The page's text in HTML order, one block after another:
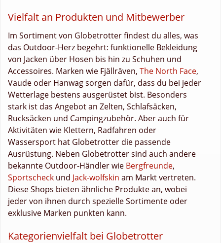
Vielfalt an Produkten und Mitbewerber
Im Sortiment von Globetrotter findest du alles, was
das Outdoor-Herz begehrt: funktionelle Bekleidung
von Jacken über Hosen bis hin zu Schuhen und
Accessoires. Marken wie Fjällräven, The North Face,
Vaude oder Hanwag sorgen dafür, dass du bei jeder
Wetterlage bestens ausgerüstet bist. Besonders
stark ist das Angebot an Zelten, Schlafsäcken,
Rucksäcken und Campingzubehör. Aber auch für
Aktivitäten wie Klettern, Radfahren oder
Wassersport hat Globetrotter die passende
Ausrüstung. Neben Globetrotter sind auch andere
bekannte Outdoor-Händler wie Bergfreunde,
Sportscheck und Jack-wolfskin am Markt vertreten.
Diese Shops bieten ähnliche Produkte an, wobei
jeder von ihnen durch spezielle Sortimente oder
exklusive Marken punkten kann.
Kategorienvielfalt bei Globetrotter